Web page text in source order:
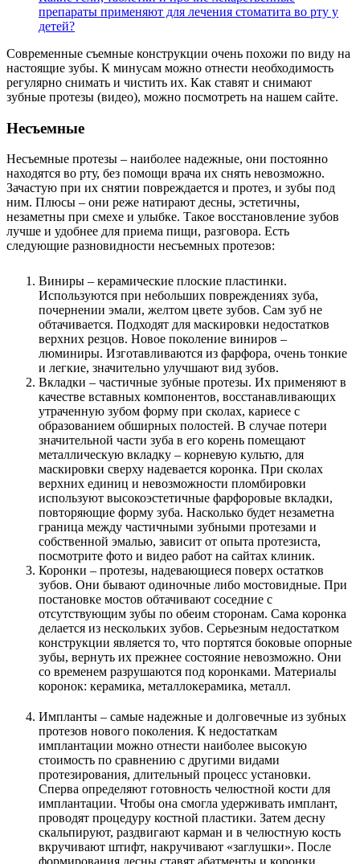
препараты применяют для лечения стоматита во рту у
детей?
Современные съемные конструкции очень похожи по виду на
настоящие зубы. К минусам можно отнести необходимость
регулярно снимать и чистить их. Как ставят и снимают
зубные протезы (видео), можно посмотреть на нашем сайте.
Несъемные
Несъемные протезы – наиболее надежные, они постоянно
находятся во рту, без помощи врача их снять невозможно.
Зачастую при их снятии повреждается и протез, и зубы под
ним. Плюсы – они реже натирают десны, эстетичны,
незаметны при смехе и улыбке. Такое восстановление зубов
лучше и удобнее для приема пищи, разговора. Есть
следующие разновидности несъемных протезов:
Виниры – керамические плоские пластинки.
Используются при небольших повреждениях зуба,
почернении эмали, желтом цвете зубов. Сам зуб не
обтачивается. Подходят для маскировки недостатков
верхних резцов. Новое поколение виниров –
люминиры. Изготавливаются из фарфора, очень тонкие
и легкие, значительно улучшают вид зубов.
Вкладки – частичные зубные протезы. Их применяют в
качестве вставных компонентов, восстанавливающих
утраченную зубом форму при сколах, кариесе с
образованием обширных полостей. В случае потери
значительной части зуба в его корень помещают
металлическую вкладку – корневую культю, для
маскировки сверху надевается коронка. При сколах
верхних единиц и невозможности пломбировки
используют высокоэстетичные фарфоровые вкладки,
повторяющие форму зуба. Насколько будет незаметна
граница между частичными зубными протезами и
собственной эмалью, зависит от опыта протезиста,
посмотрите фото и видео работ на сайтах клиник.
Коронки – протезы, надевающиеся поверх остатков
зубов. Они бывают одиночные либо мостовидные. При
постановке мостов обтачивают соседние с
отсутствующим зубы по обеим сторонам. Сама коронка
делается из нескольких зубов. Серьезным недостатком
конструкции является то, что портятся боковые опорные
зубы, вернуть их прежнее состояние невозможно. Они
со временем разрушаются под коронками. Материалы
коронок: керамика, металлокерамика, металл.
Импланты – самые надежные и долговечные из зубных
протезов нового поколения. К недостаткам
имплантации можно отнести наиболее высокую
стоимость по сравнению с другими видами
протезирования, длительный процесс установки.
Сперва определяют готовность челюстной кости для
имплантации. Чтобы она смогла удерживать имплант,
проводят процедуру костной пластики. Затем десну
скальпируют, раздвигают карман и в челюстную кость
вкручивают штифт, накручивают «заглушки». После